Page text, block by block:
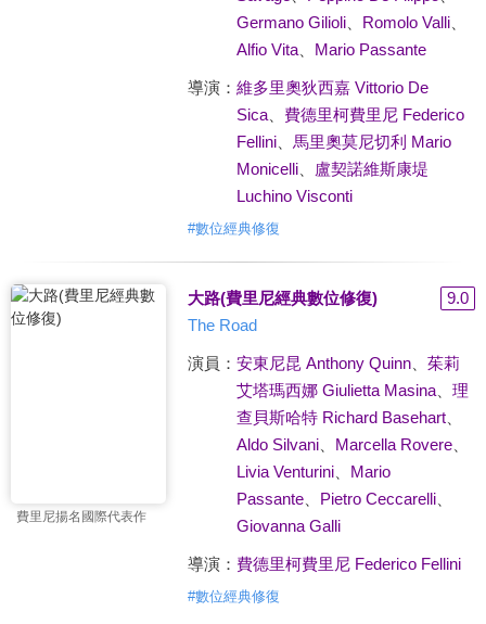
Germano Gilioli、 Romolo Valli、
Alfio Vita、 Mario Passante
導演： 維多里奧狄西嘉 Vittorio De
Sica、 費德里柯費里尼 Federico
Fellini、 馬里奧莫尼切利 Mario
Monicelli、
盧契諾維斯康堤
Luchino Visconti
#數位經典修復
費里尼揚名國際代表作
大路(費里尼經典數位修復)
9.0
The Road
演員： 安東尼昆 Anthony Quinn、 茱莉
艾塔瑪西娜 Giulietta Masina、 理
查貝斯哈特 Richard Basehart、
Aldo Silvani、 Marcella Rovere、
Livia Venturini、 Mario
Passante、 Pietro Ceccarelli、
Giovanna Galli
導演： 費德里柯費里尼 Federico Fellini
#數位經典修復